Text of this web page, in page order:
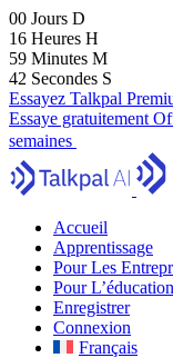
00 Jours D
16 Heures H
59 Minutes M
41 Secondes S
Essayez Talkpal
Essaye gratuitement
semaines
Accueil
Apprentissage
Pour Les
Pour L’éducation
Enregistrer
Connexion
Français